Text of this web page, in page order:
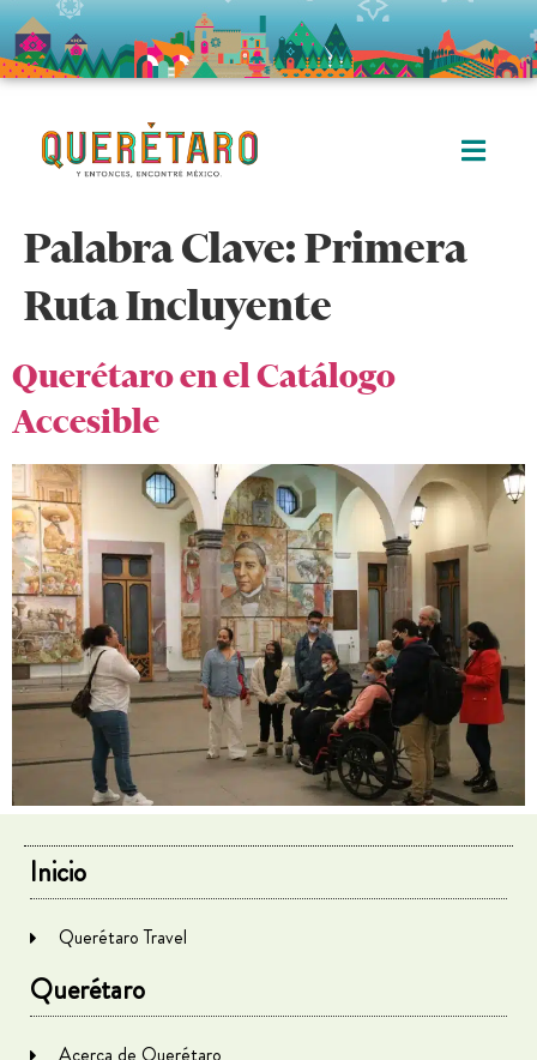
Palabra Clave:Primera
Ruta Incluyente
Querétaro en el Catálogo
Accesible
Inicio
Querétaro Travel
Querétaro